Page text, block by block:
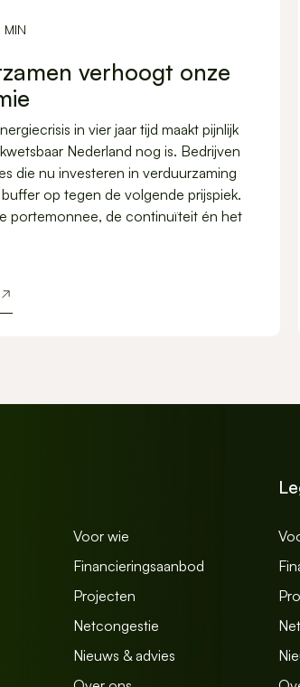
MIN
verhoogt onze
in vier jaar tijd maakt pijnlijk
Nederland nog is. Bedrijven
die nu investeren in verduurzaming
op tegen de volgende prijspiek.
portemonnee, de continuïteit én het
Voor wie
Financieringsaanbod
Projecten
Netcongestie
Nieuws & advies